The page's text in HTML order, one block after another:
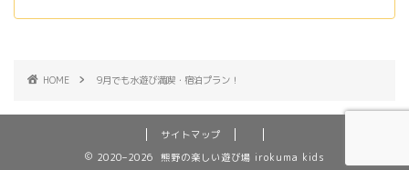
HOME 9月でも水遊び満喫・宿泊プラン！
サイトマップ
2020–2026 熊野の楽しい遊び場 irokuma kids